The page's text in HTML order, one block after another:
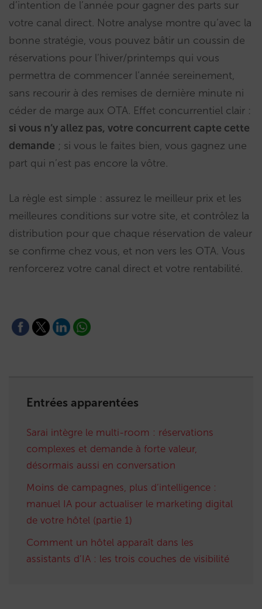
d’intention de l’année pour gagner des parts sur
votre canal direct. Notre analyse montre qu’avec la
bonne stratégie, vous pouvez bâtir un coussin de
réservations pour l’hiver/printemps qui vous
permettra de commencer l’année sereinement,
sans recourir à des remises de dernière minute ni
céder de marge aux OTA. Effet concurrentiel clair :
si vous n’y allez pas, votre concurrent capte cette
demande ; si vous le faites bien, vous gagnez une
part qui n’est pas encore la vôtre.
La règle est simple : assurez le meilleur prix et les
meilleures conditions sur votre site, et contrôlez la
distribution pour que chaque réservation de valeur
se confirme chez vous, et non vers les OTA. Vous
renforcerez votre canal direct et votre rentabilité.
Entrées apparentées
Sarai intègre le multi-room : réservations
complexes et demande à forte valeur,
désormais aussi en conversation
Moins de campagnes, plus d’intelligence :
manuel IA pour actualiser le marketing digital
de votre hôtel (partie 1)
Comment un hôtel apparaît dans les
assistants d’IA : les trois couches de visibilité